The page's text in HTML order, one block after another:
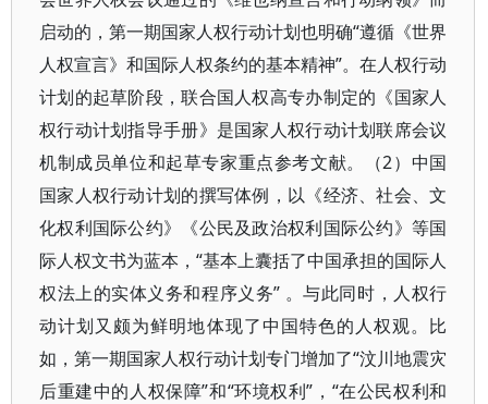
启动的，第一期国家人权行动计划也明确“遵循《世界
人权宣言》和国际人权条约的基本精神”。在人权行动
计划的起草阶段，联合国人权高专办制定的《国家人
权行动计划指导手册》是国家人权行动计划联席会议
机制成员单位和起草专家重点参考文献。（2）中国
国家人权行动计划的撰写体例，以《经济、社会、文
化权利国际公约》《公民及政治权利国际公约》等国
际人权文书为蓝本，“基本上囊括了中国承担的国际人
权法上的实体义务和程序义务” 。与此同时，人权行
动计划又颇为鲜明地体现了中国特色的人权观。比
如，第一期国家人权行动计划专门增加了“汶川地震灾
后重建中的人权保障”和“环境权利”，“在公民权利和